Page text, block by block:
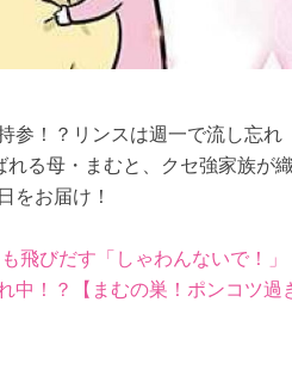
参！？リンスは週一で流し忘れ
れる母・まむと、クセ強家族が
をお届け！
飛びだす「しゃわんないで！」
中！？【まむの巣！ポンコツ過